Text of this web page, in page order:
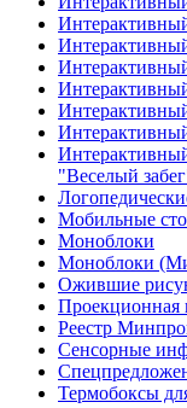
"Веселый
Мобильные
Моноблоки
Моноблоки
Ожившие
Проекционная
Реестр
Сенсорные
Термобоксы